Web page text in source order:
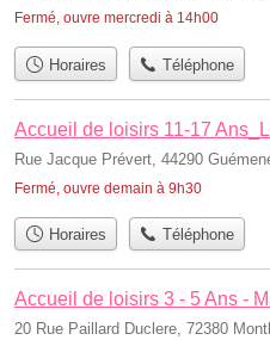
Fermé, ouvre mercredi à 14h00
Horaires Téléphone
Accueil de loisirs 11-17
Rue Jacque Prévert, 44290
Fermé, ouvre demain à 9h30
Horaires Téléphone
Accueil de loisirs 3 - 5 Ans -
20 Rue Paillard Duclere, 72380